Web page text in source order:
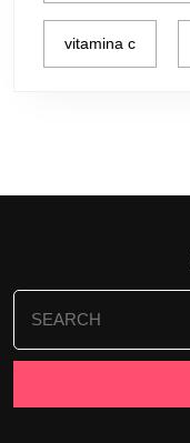
vitamina c
Search
for: